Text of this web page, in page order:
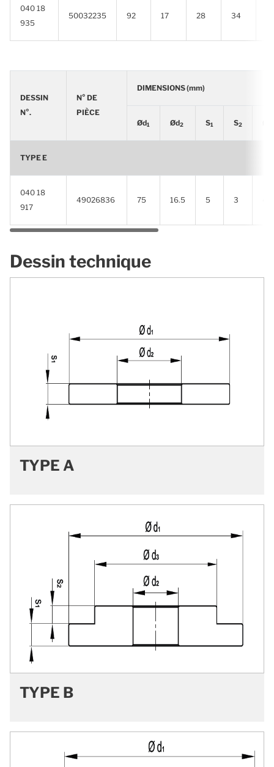
040 18
935
50032235 92 17 28 34
DESSIN
N°.
N° DE
PIÈCE
DIMENSIONS (mm)
Ød1 Ød2 S1 S2
TYPE E
040 18
917
49026836 75 16.5 5 3
Dessin technique
TYPE A
TYPE B